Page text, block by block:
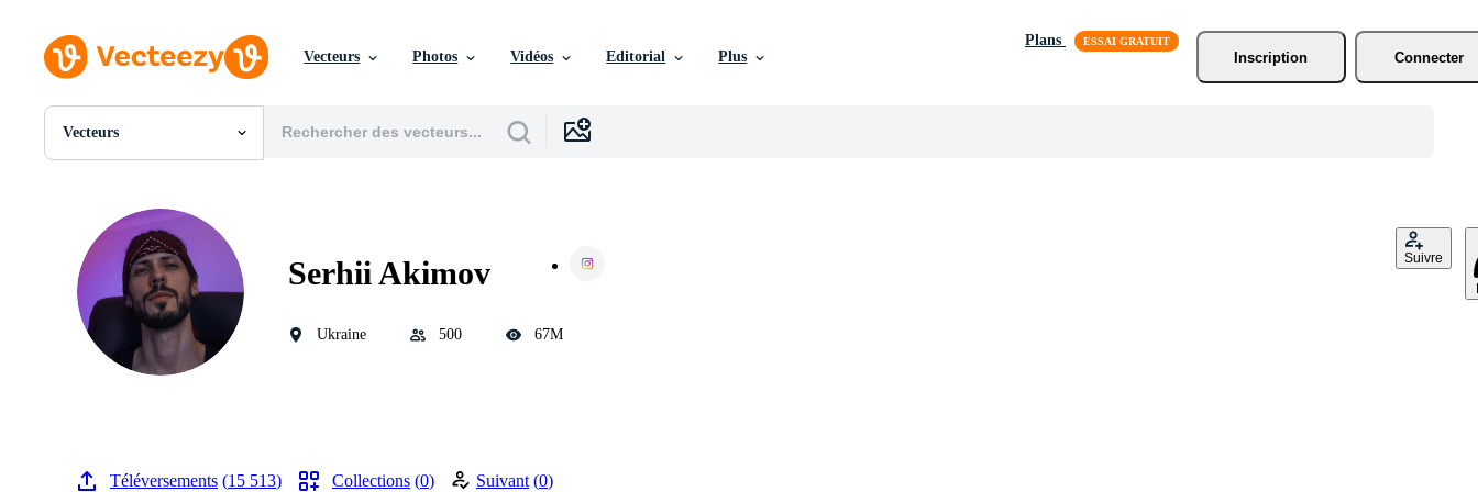
Vecteurs Photos Vidéos Editorial Plus
Plans
Inscription
Connecter
Vecteurs
Toutes Images
PSDs
SVGs
Modèles
Vecteurs
Vidéos
Motion graphics
Images Éditoriales
Serhii Akimov
Suivre
Ukraine 500 67M
Téléversements 15 513 Collections 0 Suivant 0